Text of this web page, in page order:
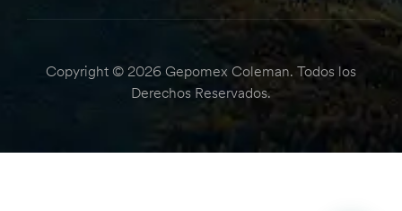
Copyright © 2026 Gepomex Coleman. Todos los
Derechos Reservados.